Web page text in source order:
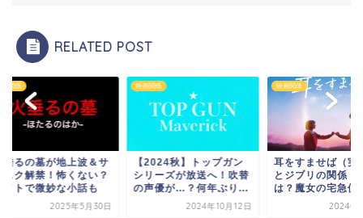
RELATED POST
るの墓が地上波＆サ
ク解禁！怖くない？
トで微妙な小話も
2025年5月30日
映画関係
【2024秋】トップガン
シリーズが放送へ！吹替
の声優が…？何年ぶり...
2024年10月12日
映画関係
耳をすませば（実写
とジブリの関係・繋
は？魔女の宅急便
2024年4